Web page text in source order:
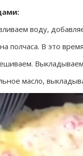
воду,
полчаса. В это
масло,